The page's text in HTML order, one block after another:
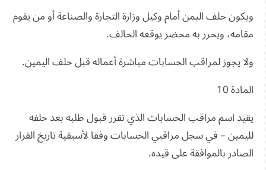
ويكون حلف اليمن أمام وكيل وزارة التجارة والصناعة أو من يقوم
مقامه، ويحرر به محضر يوقعه الحالف.
ولا يجوز لمراقب الحسابات مباشرة أعماله قبل حلف اليمين.
المادة 10
يقيد اسم مراقب الحسابات الذي تقرر قبول طلبه بعد حلفه
لليمين – في سجل مراقبي الحسابات وفقا لأسبقية تاريخ القرار
الصادر بالموافقة على قيده.